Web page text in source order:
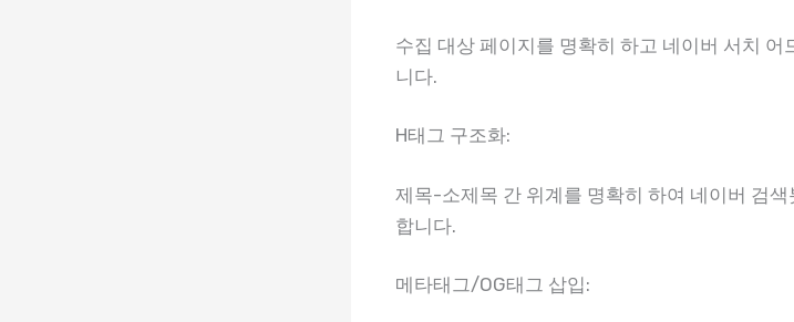
수집 대상 페이지를 명확히 하고 네이버 서치
니다.
H태그 구조화:
제목-소제목 간 위계를 명확히 하여 네이버 검
합니다.
메타태그/OG태그 삽입: